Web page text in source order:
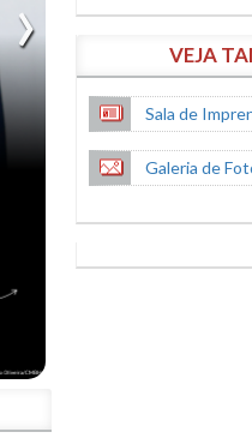
VEJA
Sala de
Galeria de